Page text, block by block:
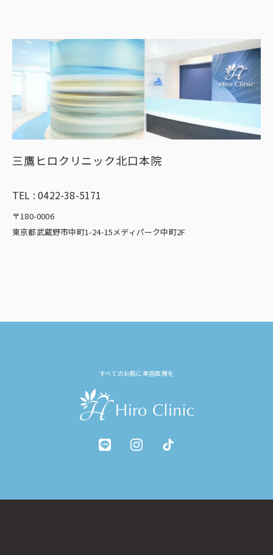
三鷹ヒロクリニック北口本院
TEL :0422-38-5171
〒180-0006
東京都武蔵野市中町1-24-15メディパーク中町2F
すべてのお肌に美容医療を